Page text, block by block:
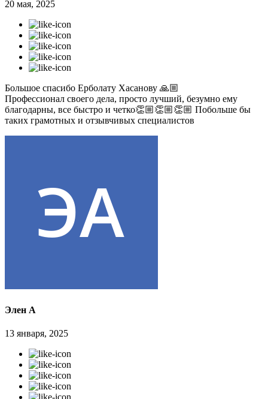
20 мая, 2025
Большое спасибо Ерболату Хасанову 🙏🏼
Профессионал своего дела, просто лучший, безумно ему
благодарны, все быстро и четко👏🏼👏🏼👏🏼 Побольше бы
таких грамотных и отзывчивых специалистов
Элен А
13 января, 2025